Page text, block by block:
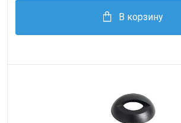
В корзину